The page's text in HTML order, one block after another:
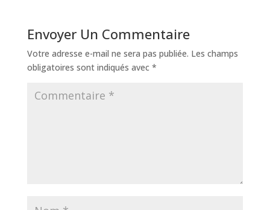
Envoyer Un Commentaire
Votre adresse e-mail ne sera pas publiée. Les champs
obligatoires sont indiqués avec *